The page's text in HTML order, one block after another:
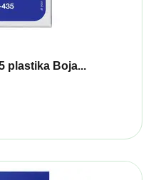
plastika Boja...